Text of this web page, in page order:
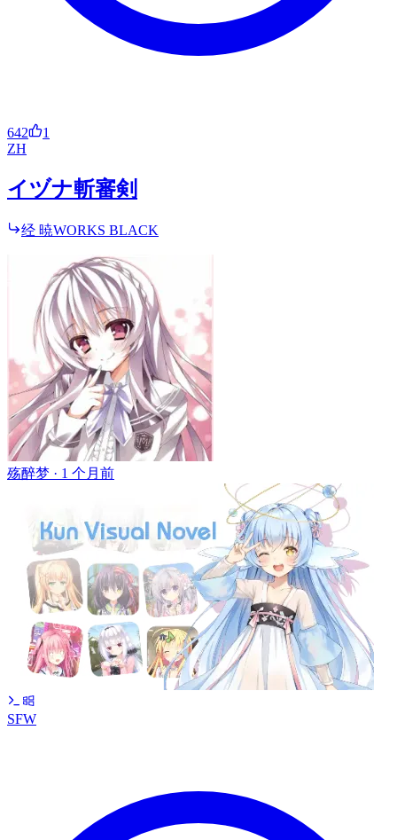
642
1
ZH
イヅナ斬審剣
经 暁WORKS BLACK
殇醉梦 · 1 个月前
SFW